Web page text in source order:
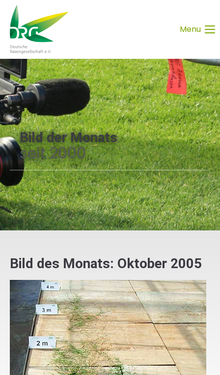
Menu
Bild der Monats
seit 2000
Bild des Monats: Oktober 2005